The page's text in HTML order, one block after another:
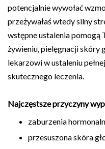
potencjalnie wywołać
przeżywałaś wtedy silny
wstępne ustalenia pomogą
żywieniu, pielęgnacji skóry
lekarzowi w ustaleniu
skutecznego leczenia.
Najczęstsze przyczyny
zaburzenia
przesuszona skóra